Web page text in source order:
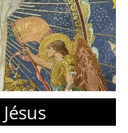
Sacré-Coeur de Montmartre